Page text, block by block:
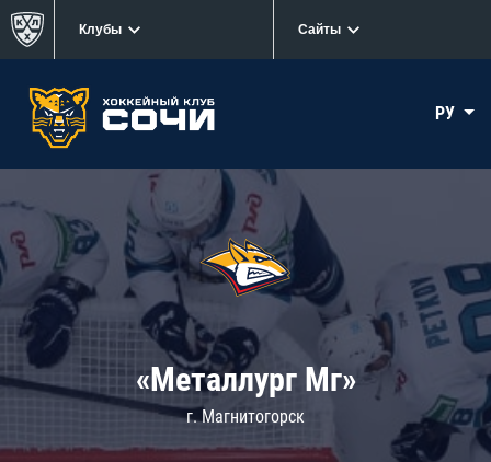
Клубы Сайты
РУ
«Металлург Мг»
г. Магнитогорск